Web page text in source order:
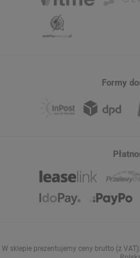
Formy
W sklepie prezentujemy ceny brutto (z VAT).